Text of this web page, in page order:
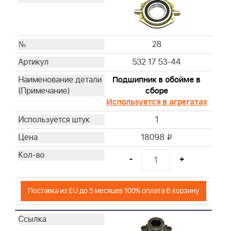
28
532 17 53-44
Подшипник в обойме в
сборе
Используется в агрегатах
1
18098 i
- +
Поставка из EU до 5 месяцев 100% оплата В корзину